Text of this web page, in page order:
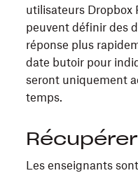
utilisateurs Dropbox
peuvent définir des
réponse plus
date butoir pour
seront uniquement
temps.
Les enseignants